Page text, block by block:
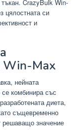
CrazyBulk Win-
цялостната си
и
Win-Max
нейната
се комбинира със
диета,
същевременно
решаващо значение